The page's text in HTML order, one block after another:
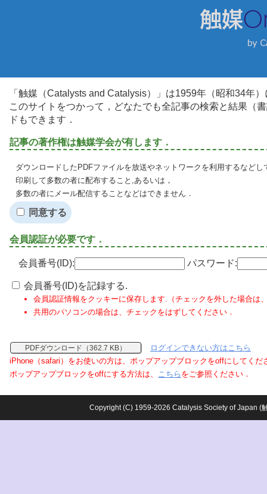
「触媒（Catalysts and Catalysis）」は1959年（昭和34年
このサイトをつかって，どなたでも全記事の検索と結果（
ドもできます．
記事の著作権は触媒学会が有します．
ダウンロードしたPDFファイルを放送やネットワークを利用するなど
印刷して多数の者に配布すること,あるいは，
多数の者にメール配信することなどはできません．
同意する
会員認証が必要です．
会員番号(ID): パスワード:
会員番号(ID)を記録する.
会員認証情報をクッキーに保存します.（チェックを外した場合は
共用のパソコンの場合は、チェックをはずしてください．
PDFダウンロード（362.7 KB）
ログインできない方はこちら
iPhone（safari）をお使いの方は、ポップアップブロックをoffにしてくだ
ポップアップブロックをoffにする方法は、 こちら をご参照ください．
Copyright (C) 1959-2026 Catalysis Society of Japan (